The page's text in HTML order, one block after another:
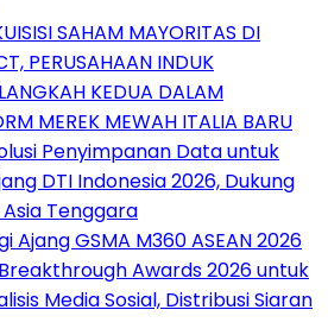
SAHAM MAYORITAS DI
PERUSAHAAN INDUK
KEDUA DALAM
MEREK MEWAH ITALIA BARU
Penyimpanan Data untuk
DTI Indonesia 2026, Dukung
Tenggara
Ajang GSMA M360 ASEAN 2026
Awards 2026 untuk
Media Sosial, Distribusi Siaran